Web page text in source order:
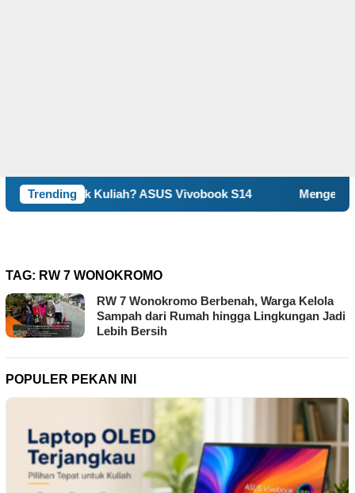
Trending
Kuliah? ASUS Vivobook S14 Mengenal Self-
TAG: RW 7 WONOKROMO
RW 7 Wonokromo Berbenah, Warga Kelola
Sampah dari Rumah hingga Lingkungan Jadi
Lebih Bersih
POPULER PEKAN INI